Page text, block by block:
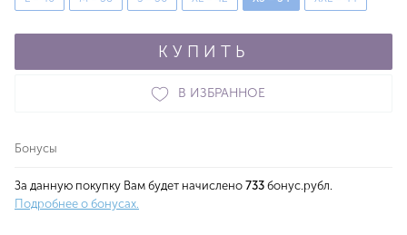
КУПИТЬ
В ИЗБРАННОЕ
Бонусы
За данную покупку Вам будет начислено 733 бонус.рубл.
Подробнее о бонусах.